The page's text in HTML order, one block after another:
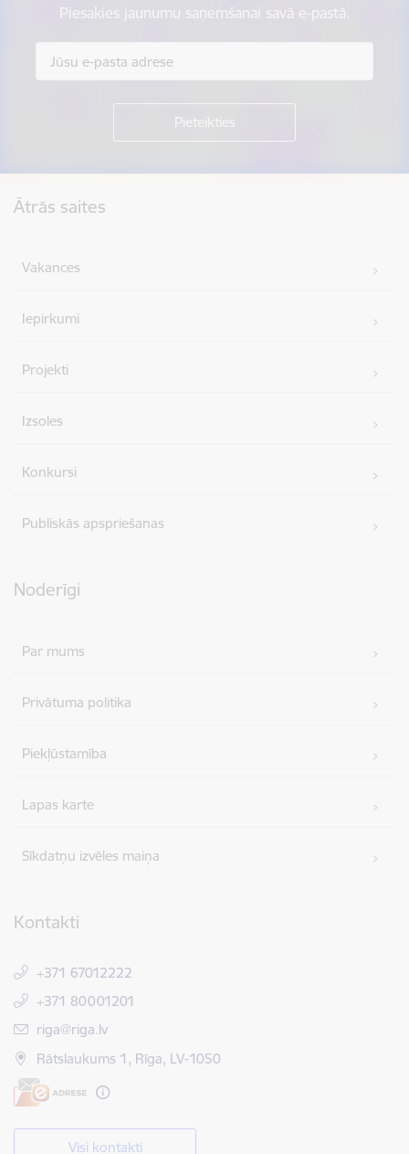
Piesakies jaunumu saņemšanai savā e-pastā.
Ātrās saites
Vakances
Iepirkumi
Projekti
Izsoles
Konkursi
Publiskās apspriešanas
Noderīgi
Par mums
Privātuma politika
Piekļūstamība
Lapas karte
Sīkdatņu izvēles maiņa
Kontakti
+371 67012222
+371 80001201
E-pasts:
riga@riga.lv
Rātslaukums 1, Rīga, LV-1050
Visi kontakti